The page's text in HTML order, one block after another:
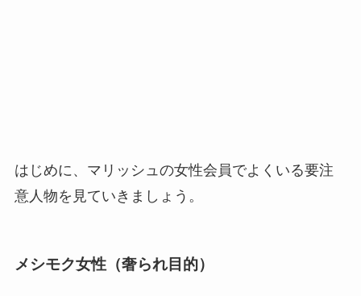
はじめに、マリッシュの女性会員でよくいる要注
意人物を見ていきましょう。
メシモク女性（奢られ目的）